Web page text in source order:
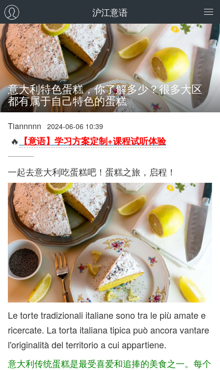
沪江意语
意大利特色蛋糕，你了解多少？很多大区
都有属于自己特色的蛋糕
Tiannnnn 2024-06-06 10:39
🔥 【意语】学习方案定制+课程试听体验
一起去意大利吃蛋糕吧！蛋糕之旅，启程！
Le torte tradizionali italiane sono tra le più amate e
ricercate. La torta italiana tipica può ancora vantare
l'originalità del territorio a cui appartiene.
意大利传统蛋糕是最受喜爱和追捧的美食之一。每个